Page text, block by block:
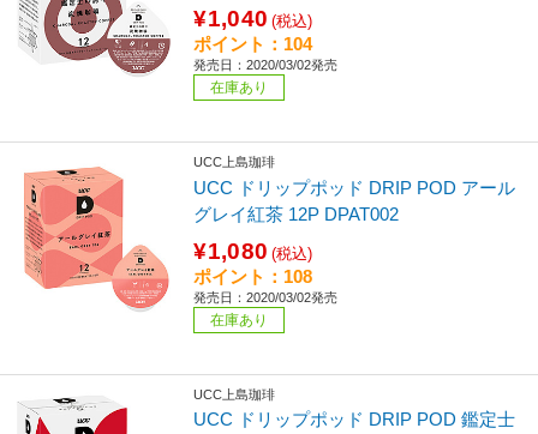
¥1,040 (税込)
ポイント：104
発売日：2020/03/02発売
在庫あり
UCC上島珈琲
UCC ドリップポッド DRIP POD アール
グレイ紅茶 12P DPAT002
¥1,080 (税込)
ポイント：108
発売日：2020/03/02発売
在庫あり
UCC上島珈琲
UCC ドリップポッド DRIP POD 鑑定士